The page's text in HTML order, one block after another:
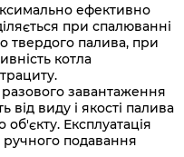
ефективно
при спалюванні
твердого палива, при
котла
завантаження
виду і якості палива
Експлуатація
подавання